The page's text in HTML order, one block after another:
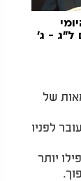
ל"ג - ג'
של
לפניו
יותר